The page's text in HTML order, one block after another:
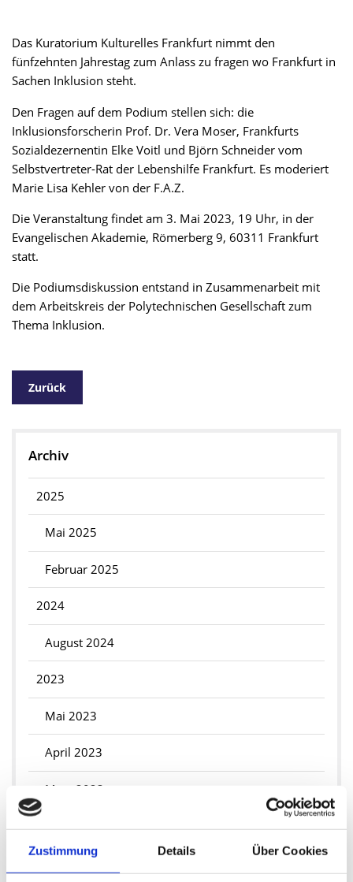
Zustimmung Details Über Cookies
Das Kuratorium Kulturelles Frankfurt nimmt den
fünfzehnten Jahrestag zum Anlass zu fragen wo Frankfurt in
Sachen Inklusion steht.
Den Fragen auf dem Podium stellen sich: die
Inklusionsforscherin Prof. Dr. Vera Moser, Frankfurts
Sozialdezernentin Elke Voitl und Björn Schneider vom
Selbstvertreter-Rat der Lebenshilfe Frankfurt. Es moderiert
Marie Lisa Kehler von der F.A.Z.
Die Veranstaltung findet am 3. Mai 2023, 19 Uhr, in der
Evangelischen Akademie, Römerberg 9, 60311 Frankfurt
statt.
Die Podiumsdiskussion entstand in Zusammenarbeit mit
dem Arbeitskreis der Polytechnischen Gesellschaft zum
Thema Inklusion.
Zurück
Archiv
2025
Mai 2025
Februar 2025
2024
August 2024
2023
Mai 2023
April 2023
März 2023
2022
Januar 2022